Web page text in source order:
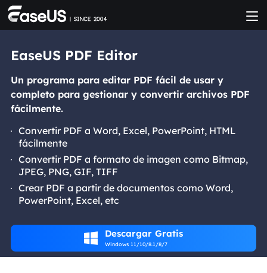
EaseUS PDF Editor
Un programa para editar PDF fácil de usar y
completo para gestionar y convertir archivos PDF
fácilmente.
Convertir PDF a Word, Excel, PowerPoint, HTML
fácilmente
Convertir PDF a formato de imagen como Bitmap,
JPEG, PNG, GIF, TIFF
Crear PDF a partir de documentos como Word,
PowerPoint, Excel, etc
 Descargar Gratis
Windows 11/10/8.1/8/7